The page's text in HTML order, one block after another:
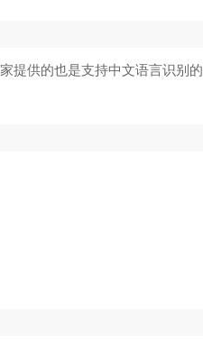
提供的也是支持中文语言识别的